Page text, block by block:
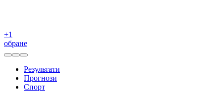
+1
обране
Результати
Прогнози
Спорт